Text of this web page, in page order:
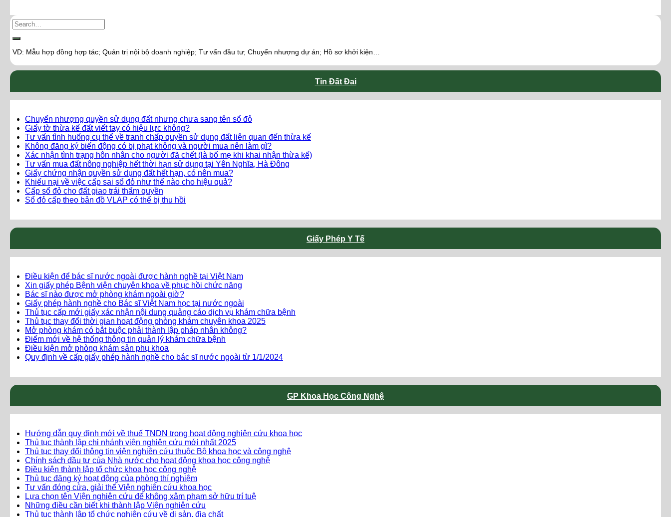
VD: Mẫu hợp đồng hợp tác; Quản trị nội bộ doanh nghiệp; Tư vấn đầu tư; Chuyển nhượng dự án; Hồ sơ khởi kiện…
Tin Đất Đai
Chuyển nhượng quyền sử dụng đất nhưng chưa sang tên sổ đỏ
Giấy tờ thừa kế đất viết tay có hiệu lực không?
Tư vấn tình huống cụ thể về tranh chấp quyền sử dụng đất liên quan đến thừa kế
Không đăng ký biến động có bị phạt không và người mua nên làm gì?
Xác nhận tình trạng hôn nhân cho người đã chết (là bố mẹ khi khai nhận thừa kế)
Tư vấn mua đất nông nghiệp hết thời hạn sử dụng tại Yên Nghĩa, Hà Đông
Giấy chứng nhận quyền sử dụng đất hết hạn, có nên mua?
Khiếu nại về việc cấp sai sổ đỏ như thế nào cho hiệu quả?
Cấp sổ đỏ cho đất giao trái thẩm quyền
Sổ đỏ cấp theo bản đồ VLAP có thể bị thu hồi
Giấy Phép Y Tế
Điều kiện để bác sĩ nước ngoài được hành nghề tại Việt Nam
Xin giấy phép Bệnh viện chuyên khoa về phục hồi chức năng
Bác sĩ nào được mở phòng khám ngoài giờ?
Giấy phép hành nghề cho Bác sĩ Việt Nam học tại nước ngoài
Thủ tục cấp mới giấy xác nhận nội dung quảng cáo dịch vụ khám chữa bệnh
Thủ tục thay đổi thời gian hoạt động phòng khám chuyên khoa 2025
Mở phòng khám có bắt buộc phải thành lập pháp nhân không?
Điểm mới về hệ thống thông tin quản lý khám chữa bệnh
Điều kiện mở phòng khám sản phụ khoa
Quy định về cấp giấy phép hành nghề cho bác sĩ nước ngoài từ 1/1/2024
GP Khoa Học Công Nghệ
Hướng dẫn quy định mới về thuế TNDN trong hoạt động nghiên cứu khoa học
Thủ tục thành lập chi nhánh viện nghiên cứu mới nhất 2025
Thủ tục thay đổi thông tin viện nghiên cứu thuộc Bộ khoa học và công nghệ
Chính sách đầu tư của Nhà nước cho hoạt động khoa học công nghệ
Điều kiện thành lập tổ chức khoa học công nghệ
Thủ tục đăng ký hoạt động của phòng thí nghiệm
Tư vấn đóng cửa, giải thể Viện nghiên cứu khoa học
Lựa chọn tên Viện nghiên cứu để không xâm phạm sở hữu trí tuệ
Những điều cần biết khi thành lập Viện nghiên cứu
Thủ tục thành lập tổ chức nghiên cứu về di sản, địa chất